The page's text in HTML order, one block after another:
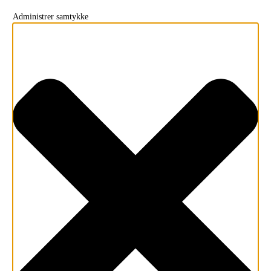
Administrer samtykke